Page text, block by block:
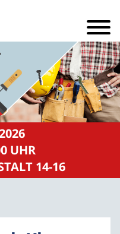
UHR
14-16